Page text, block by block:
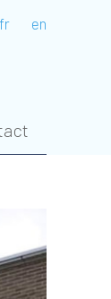
fr en